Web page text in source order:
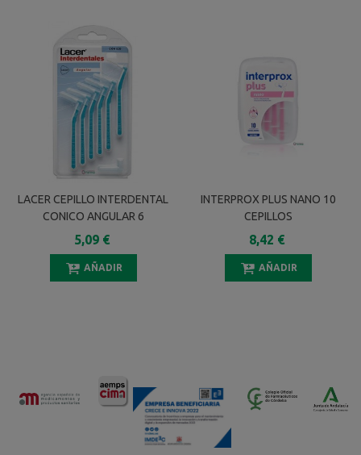
LACER CEPILLO INTERDENTAL
CONICO ANGULAR 6
UNIDADES
5,09 €
AÑADIR
INTERPROX PLUS NANO 10
CEPILLOS
8,42 €
AÑADIR